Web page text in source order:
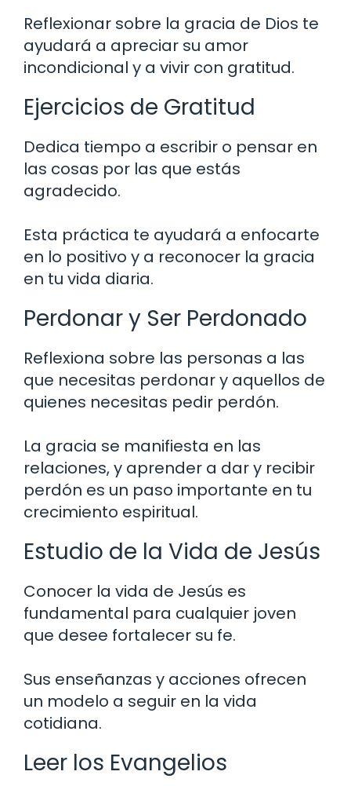
Reflexionar sobre la gracia de Dios te
ayudará a apreciar su amor
incondicional y a vivir con gratitud.
Ejercicios de Gratitud
Dedica tiempo a escribir o pensar en
las cosas por las que estás
agradecido.
Esta práctica te ayudará a enfocarte
en lo positivo y a reconocer la gracia
en tu vida diaria.
Perdonar y Ser Perdonado
Reflexiona sobre las personas a las
que necesitas perdonar y aquellos de
quienes necesitas pedir perdón.
La gracia se manifiesta en las
relaciones, y aprender a dar y recibir
perdón es un paso importante en tu
crecimiento espiritual.
Estudio de la Vida de Jesús
Conocer la vida de Jesús es
fundamental para cualquier joven
que desee fortalecer su fe.
Sus enseñanzas y acciones ofrecen
un modelo a seguir en la vida
cotidiana.
Leer los Evangelios